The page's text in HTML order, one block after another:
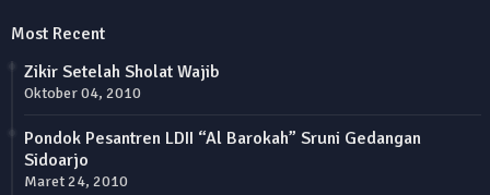
Most Recent
Zikir Setelah Sholat Wajib
Oktober 04, 2010
Pondok Pesantren LDII “Al Barokah” Sruni Gedangan
Sidoarjo
Maret 24, 2010